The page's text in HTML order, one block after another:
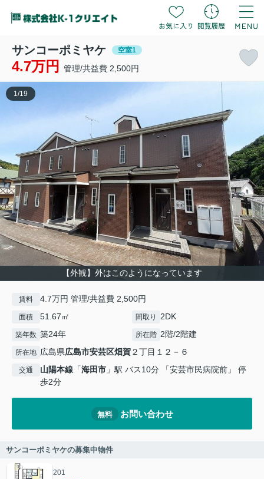
サンコーポミヤケ 空室1
4.7万円 管理/共益費 2,500円
【外観】外はこのようになっています
1 /19
賃料 4.7万円 管理/共益費 2,500円
面積 51.67㎡ 間取り 2DK
築年数 築24年 所在階 2階/2階建
所在地 広島県広島市安芸区畑賀２丁目１２－６
交通 山陽本線 「海田市 」駅 バス10分 「安芸市民病院前」 停
歩2分
無料 お問い合わせ
サンコーポミヤケの募集中物件
201